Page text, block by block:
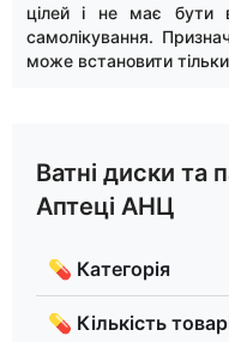
цілей і не має бути
самолікування.
може встановити тільки
Ватні диски та
Аптеці АНЦ
💊 Категорія
💊 Кількість